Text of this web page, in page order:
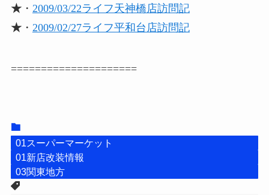
★・ 2009/03/22ライフ天神橋店訪問記
★・ 2009/02/27ライフ平和台店訪問記
=====================
01スーパーマーケット
01新店改装情報
03関東地方